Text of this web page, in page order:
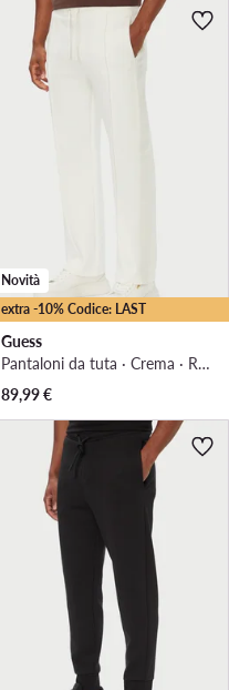
extra -10% Codice: LAST
Novità
Guess
Pantaloni da tuta · Crema · Regular Fit
89,99€